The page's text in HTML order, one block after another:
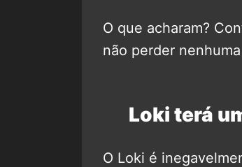
O que acharam?
não perder
Loki terá
O Loki é